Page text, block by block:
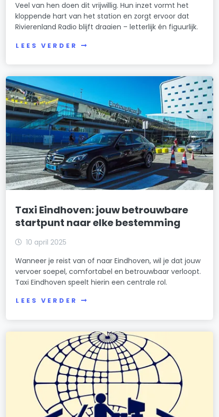
Veel van hen doen dit vrijwillig. Hun inzet vormt het
kloppende hart van het station en zorgt ervoor dat
Rivierenland Radio blijft draaien – letterlijk én figuurlijk.
LEES VERDER
Taxi Eindhoven: jouw betrouwbare
startpunt naar elke bestemming
10 april 2025
Wanneer je reist van of naar Eindhoven, wil je dat jouw
vervoer soepel, comfortabel en betrouwbaar verloopt.
Taxi Eindhoven speelt hierin een centrale rol.
LEES VERDER